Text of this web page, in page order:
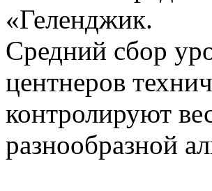
«Геленджик.
Средний сбор
центнеров
контролируют
разнообразной